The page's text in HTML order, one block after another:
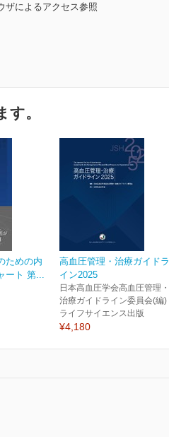
ザによるアクセス参照
。
ための内
ート 第...
高血圧管理・治療ガイドラ
イン2025
日本高血圧学会高血圧管理・
治療ガイドライン委員会(編)
ライフサイエンス出版
¥4,180